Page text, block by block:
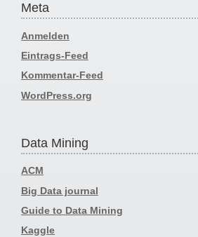
Meta
Anmelden
Eintrags-Feed
Kommentar-Feed
WordPress.org
Data Mining
ACM
Big Data journal
Guide to Data Mining
Kaggle